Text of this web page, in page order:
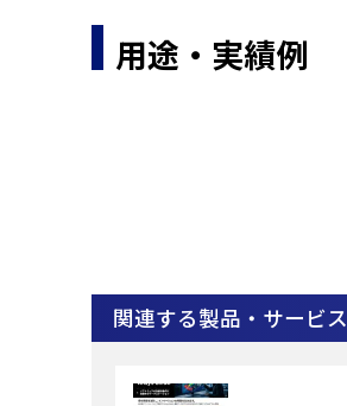
用途・実績例
関連する製品・サービス